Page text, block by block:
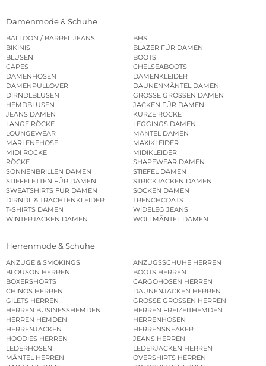
Damenmode & Schuhe
BALLOON / BARREL JEANS
BHS
BIKINIS
BLAZER FÜR DAMEN
BLUSEN
BOOTS
CAPES
CHELSEABOOTS
DAMENHOSEN
DAMENKLEIDER
DAMENPULLOVER
DAUNENMÄNTEL DAMEN
DIRNDLBLUSEN
GROSSE GRÖSSEN DAMEN
HEMDBLUSEN
JACKEN FÜR DAMEN
JEANS DAMEN
KURZE RÖCKE
LANGE RÖCKE
LEGGINGS DAMEN
LOUNGEWEAR
MÄNTEL DAMEN
MARLENEHOSE
MAXIKLEIDER
MIDI RÖCKE
MIDIKLEIDER
RÖCKE
SHAPEWEAR DAMEN
SONNENBRILLEN DAMEN
STIEFEL DAMEN
STIEFELETTEN FÜR DAMEN
STRICKJACKEN DAMEN
SWEATSHIRTS FÜR DAMEN
SOCKEN DAMEN
DIRNDL & TRACHTENKLEIDER
TRENCHCOATS
T-SHIRTS DAMEN
WIDELEG JEANS
WINTERJACKEN DAMEN
WOLLMÄNTEL DAMEN
Herrenmode & Schuhe
ANZÜGE & SMOKINGS
ANZUGSSCHUHE HERREN
BLOUSON HERREN
BOOTS HERREN
BOXERSHORTS
CARGOHOSEN HERREN
CHINOS HERREN
DAUNENJACKEN HERREN
GILETS HERREN
GROSSE GRÖSSEN HERREN
HERREN BUSINESSHEMDEN
HERREN FREIZEITHEMDEN
HERREN HEMDEN
HERRENHOSEN
HERRENJACKEN
HERRENSNEAKER
HOODIES HERREN
JEANS HERREN
LEDERHOSEN
LEDERJACKEN HERREN
MÄNTEL HERREN
OVERSHIRTS HERREN